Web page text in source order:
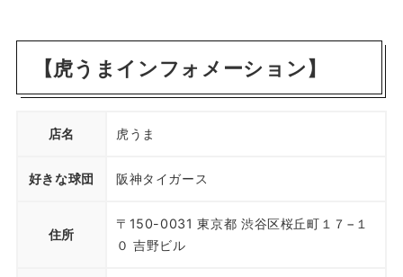
【虎うまインフォメーション】
店名 虎うま
好きな球団 阪神タイガース
住所
〒150-0031 東京都 渋谷区桜丘町１７−１
０ 吉野ビル